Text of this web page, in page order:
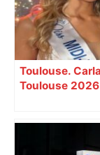
Toulouse.
Toulouse